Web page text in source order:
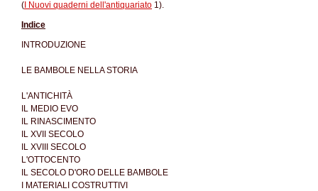
( I Nuovi quaderni dell'antiquariato 1).
Indice
INTRODUZIONE
LE BAMBOLE NELLA STORIA
L'ANTICHITÀ
IL MEDIO EVO
IL RINASCIMENTO
IL XVII SECOLO
IL XVIII SECOLO
L'OTTOCENTO
IL SECOLO D'ORO DELLE BAMBOLE
I MATERIALI COSTRUTTIVI